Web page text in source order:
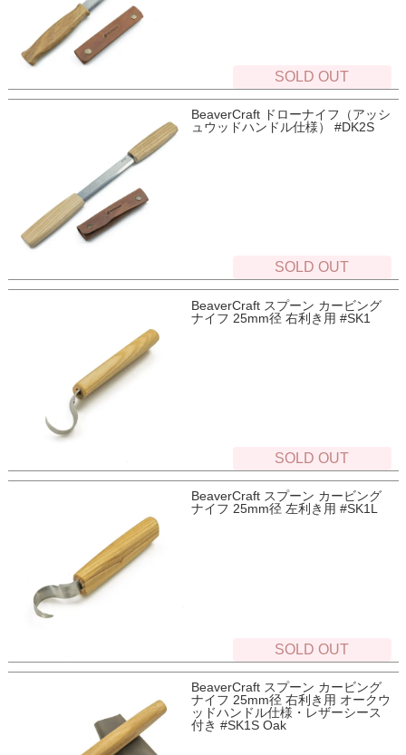
SOLD OUT
BeaverCraft ドローナイフ（アッシ
ュウッドハンドル仕様） #DK2S
SOLD OUT
BeaverCraft スプーン カービング
ナイフ 25mm径 右利き用 #SK1
SOLD OUT
BeaverCraft スプーン カービング
ナイフ 25mm径 左利き用 #SK1L
SOLD OUT
BeaverCraft スプーン カービング
ナイフ 25mm径 右利き用 オークウ
ッドハンドル仕様・レザーシース
付き #SK1S Oak